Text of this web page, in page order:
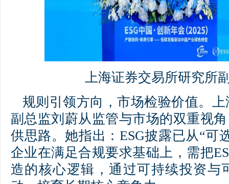
上海证券交易所研究所
规则引领方向，市场检验价值。
副总监刘蔚从监管与市场的双重视
供思路。她指出：ESG披露已从“可
企业在满足合规要求基础上，需把
造的核心逻辑，通过可持续投资与